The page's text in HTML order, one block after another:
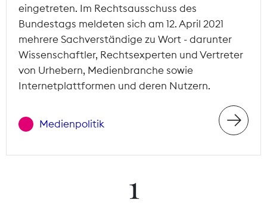
eingetreten. Im Rechtsausschuss des
Bundestags meldeten sich am 12. April 2021
mehrere Sachverständige zu Wort - darunter
Wissenschaftler, Rechtsexperten und Vertreter
von Urhebern, Medienbranche sowie
Internetplattformen und deren Nutzern.
Medienpolitik
1